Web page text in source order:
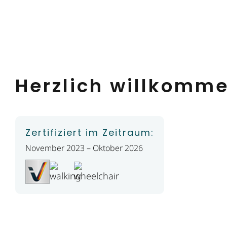
Herzlich
Zertifiziert im Zeitraum:
November 2023 – Oktober 2026